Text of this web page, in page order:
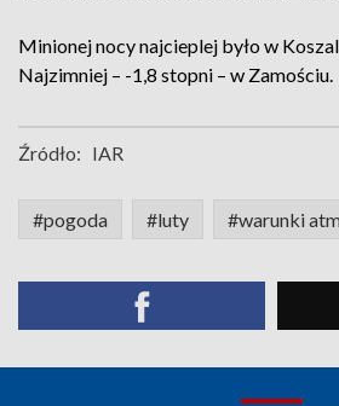
Minionej nocy najcieplej było w
Najzimniej – -1,8 stopni – w Zamościu.
Źródło: IAR
#pogoda #luty #warunki